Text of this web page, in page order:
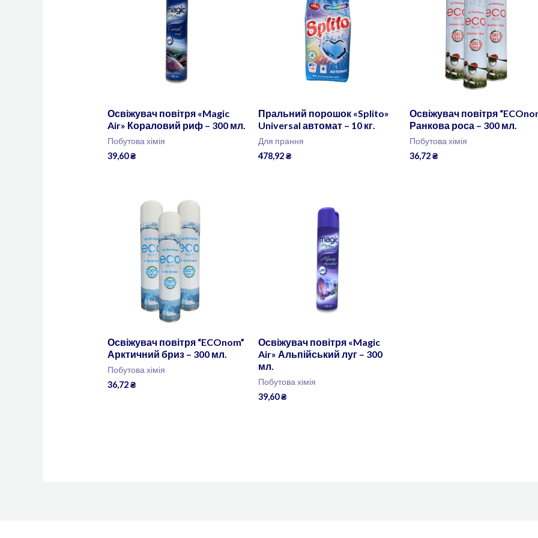
Освіжувач повітря «Magic
Air» Кораловий риф – 300 мл.
Побутова хімія
39,60₴
Пральний порошок «Splito»
Universal автомат – 10 кг.
Для прання
478,92₴
Освіжувач повітря
Ранкова роса – 300 мл.
Побутова хімія
36,72₴
Освіжувач повітря “ECOnom”
Арктичний бриз – 300 мл.
Побутова хімія
36,72₴
Освіжувач повітря «Magic
Air» Альпійський луг – 300
мл.
Побутова хімія
39,60₴